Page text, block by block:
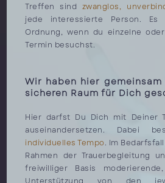
Treffen sind zwanglos,
jede interessierte Person.
Ordnung, wenn du einzelne
Termin besuchst.
Wir haben hier
sicheren Raum für Dich
Hier darfst Du Dich mit Deiner
auseinandersetzen. Dabei
individuelles Tempo. Im
Rahmen der Trauerbegleitung
freiwilliger Basis